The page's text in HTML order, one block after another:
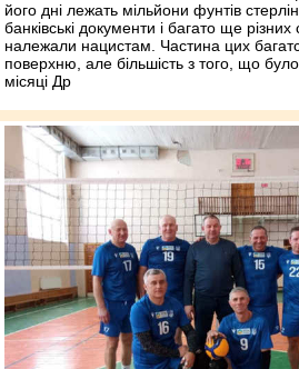
його дні лежать мільйони фунтів
банківські документи і багато ще різних
належали нацистам. Частина цих
поверхню, але більшість з того, що
місяці Др